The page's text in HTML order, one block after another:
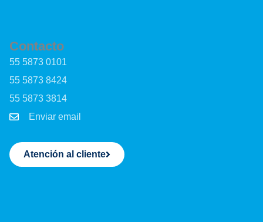
Contacto
55 5873 0101
55 5873 8424
55 5873 3814
Enviar email
Atención al cliente